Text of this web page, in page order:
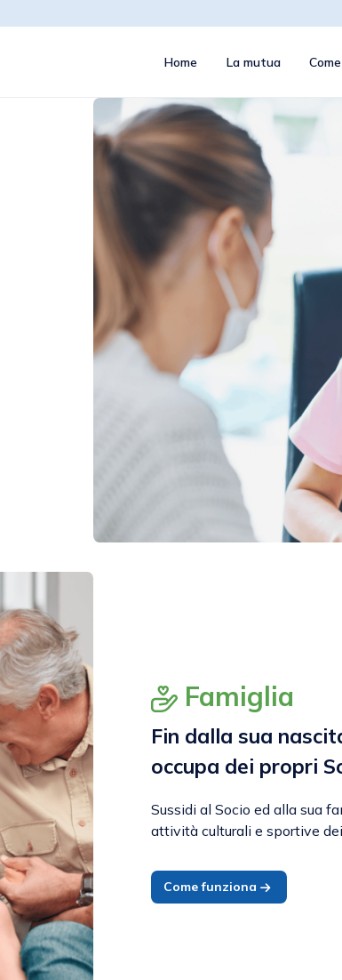
Home La mutua
Famiglia
Fin dalla sua
occupa dei propri
Sussidi al Socio ed alla sua
attività culturali e sportive
Come funziona